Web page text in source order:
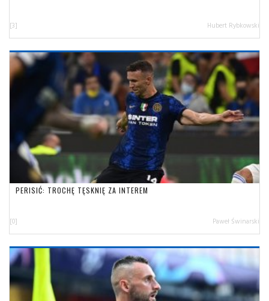
[3] Hubert Rybkowski
PERISIĆ: TROCHĘ TĘSKNIĘ ZA INTEREM
[0] Paweł Świnarski